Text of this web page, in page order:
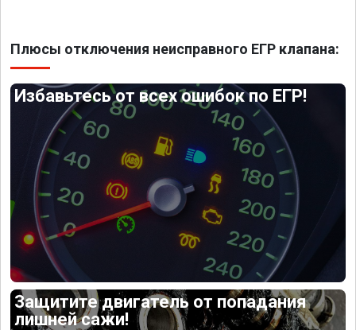
Плюсы отключения неисправного ЕГР клапана:
Избавьтесь от всех ошибок по ЕГР!
Защитите двигатель от попадания
лишней сажи!